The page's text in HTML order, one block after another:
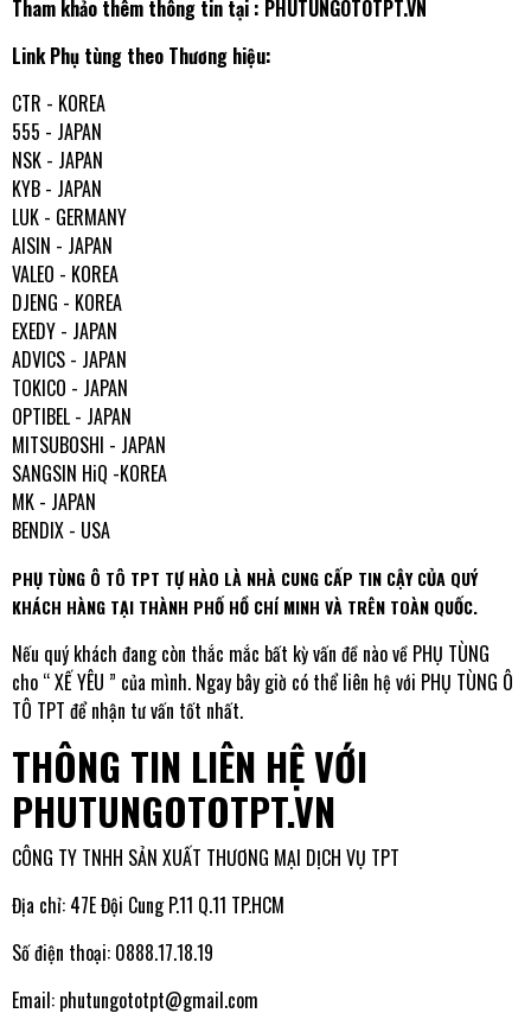
Tham khảo thêm thông tin tại : PHUTUNGOTOTPT.VN
Link Phụ tùng theo Thương hiệu:
CTR - KOREA
555 - JAPAN
NSK - JAPAN
KYB - JAPAN
LUK - GERMANY
AISIN - JAPAN
VALEO - KOREA
DJENG - KOREA
EXEDY - JAPAN
ADVICS - JAPAN
TOKICO - JAPAN
OPTIBEL - JAPAN
MITSUBOSHI - JAPAN
SANGSIN HiQ -KOREA
MK - JAPAN
BENDIX - USA
PHỤ TÙNG Ô TÔ TPT TỰ HÀO LÀ NHÀ CUNG CẤP TIN CẬY CỦA QUÝ
KHÁCH HÀNG TẠI THÀNH PHỐ HỒ CHÍ MINH VÀ TRÊN TOÀN QUỐC.
Nếu quý khách đang còn thắc mắc bất kỳ vấn đề nào về PHỤ TÙNG
cho “ XẾ YÊU ” của mình. Ngay bây giờ có thể liên hệ với PHỤ TÙNG Ô
TÔ TPT để nhận tư vấn tốt nhất.
THÔNG TIN LIÊN HỆ VỚI
PHUTUNGOTOTPT.VN
CÔNG TY TNHH SẢN XUẤT THƯƠNG MẠI DỊCH VỤ TPT
Địa chỉ: 47E Đội Cung P.11 Q.11 TP.HCM
Số điện thoại: 0888.17.18.19
Email: phutungototpt@gmail.com